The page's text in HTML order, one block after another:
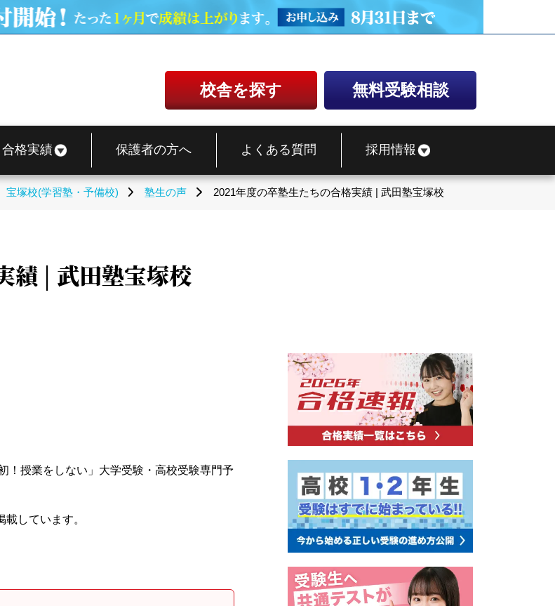
校舎を探す 無料受験相談
合格実績 保護者の方へ よくある質問 採用情報
宝塚校(学習塾・予備校) 塾生の声 2021年度の卒塾生たちの合格実績 | 武田塾宝塚校
績 | 武田塾宝塚校
！授業をしない」大学受験・高校受験専門予
しています。